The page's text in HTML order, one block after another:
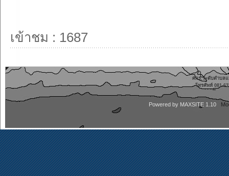
เข้าชม : 1687
ศกร.ระดับตำบลแ
โทรศัพท์ 081-
Powered by MAXSITE 1.10